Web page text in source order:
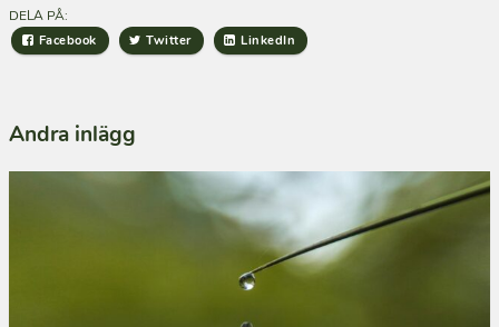
DELA PÅ:
Facebook Twitter LinkedIn
Andra inlägg